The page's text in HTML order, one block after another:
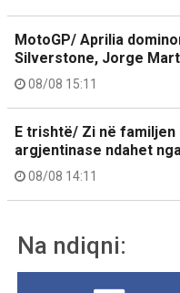
MotoGP/ Aprilia
Silverstone, Jorge
08/08 15:11
E trishtë/ Zi në familjen
argjentinase ndahet
08/08 14:11
Na ndiqni: